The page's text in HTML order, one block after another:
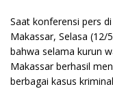
Saat konferensi pers
Makassar, Selasa
bahwa selama kurun
Makassar berhasil
berbagai kasus